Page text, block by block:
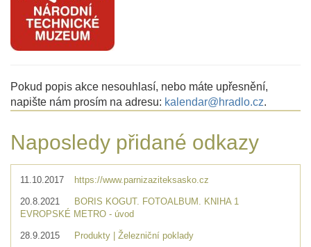
Pokud popis akce nesouhlasí, nebo máte upřesnění,
napište nám prosím na adresu: kalendar@hradlo.cz.
Naposledy přidané odkazy
11.10.2017 https://www.parnizaziteksasko.cz
20.8.2021
BORIS KOGUT. FOTOALBUM. KNIHA 1
EVROPSKÉ METRO - úvod
28.9.2015 Produkty | Železniční poklady